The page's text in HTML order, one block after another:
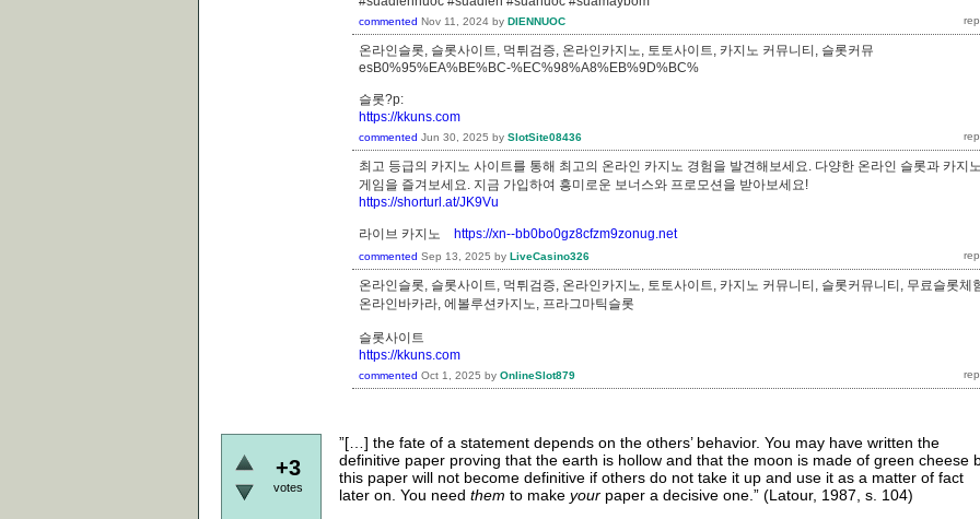
commented Nov 11, 2024 by DIENNUOC
온라인슬롯, 슬롯사이트, 먹튀검증, 온라인카지노, 토토사이트, 카지노 커뮤니티, 슬롯커뮤
esB0%95%EA%BE%BC-%EC%98%A8%EB%9D%BC%
슬롯?p:
https://kkuns.com
commented Jun 30, 2025 by SlotSite08436
최고 등급의 카지노 사이트를 통해 최고의 온라인 카지노 경험을 발견해보세요. 다양한 온라인 슬롯과 카지노
게임을 즐겨보세요. 지금 가입하여 흥미로운 보너스와 프로모션을 받아보세요!
https://shorturl.at/JK9Vu
라이브 카지노 https://xn--bb0bo0gz8cfzm9zonug.net
commented Sep 13, 2025 by LiveCasino326
온라인슬롯, 슬롯사이트, 먹튀검증, 온라인카지노, 토토사이트, 카지노 커뮤니티, 슬롯커뮤니티, 무료슬롯체
온라인바카라, 에볼루션카지노, 프라그마틱슬롯
슬롯사이트
https://kkuns.com
commented Oct 1, 2025 by OnlineSlot879
+3
votes
”[…] the fate of a statement depends on the others’ behavior. You may have written the
definitive paper proving that the earth is hollow and that the moon is made of green cheese
this paper will not become definitive if others do not take it up and use it as a matter of fact
later on. You need them to make your paper a decisive one.” (Latour, 1987, s. 104)